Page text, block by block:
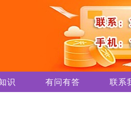
识 有问有答 联系